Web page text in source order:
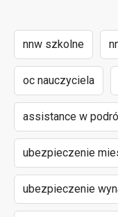
nnw szkolne
oc nauczyciela
assistance w
ubezpieczenie
ubezpieczenie